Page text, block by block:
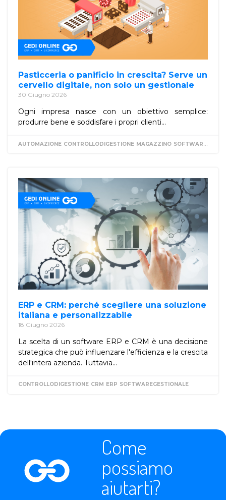
Pasticceria o panificio in crescita? Serve un
cervello digitale, non solo un gestionale
30 Giugno 2026
Ogni impresa nasce con un obiettivo semplice:
produrre bene e soddisfare i propri clienti...
AUTOMAZIONE CONTROLLODIGESTIONE MAGAZZINO SOFTWAREGESTIONALE
ERP e CRM: perché scegliere una soluzione
italiana e personalizzabile
18 Giugno 2026
La scelta di un software ERP e CRM è una decisione
strategica che può influenzare l'efficienza e la crescita
dell'intera azienda. Tuttavia...
CONTROLLODIGESTIONE CRM ERP SOFTWAREGESTIONALE
Come
possiamo
aiutarti?